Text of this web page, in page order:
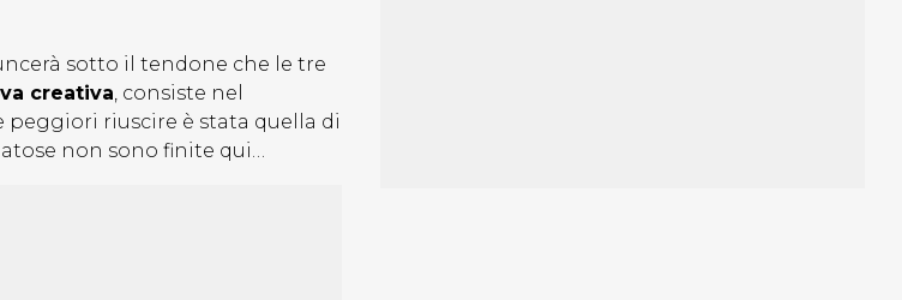
sotto il tendone che le tre
creativa, consiste nel
peggiori riuscire è stata quella di
non sono finite qui…